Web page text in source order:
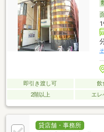
即引き渡し可 飲
2階以上
エレ
貸店舗・事務所